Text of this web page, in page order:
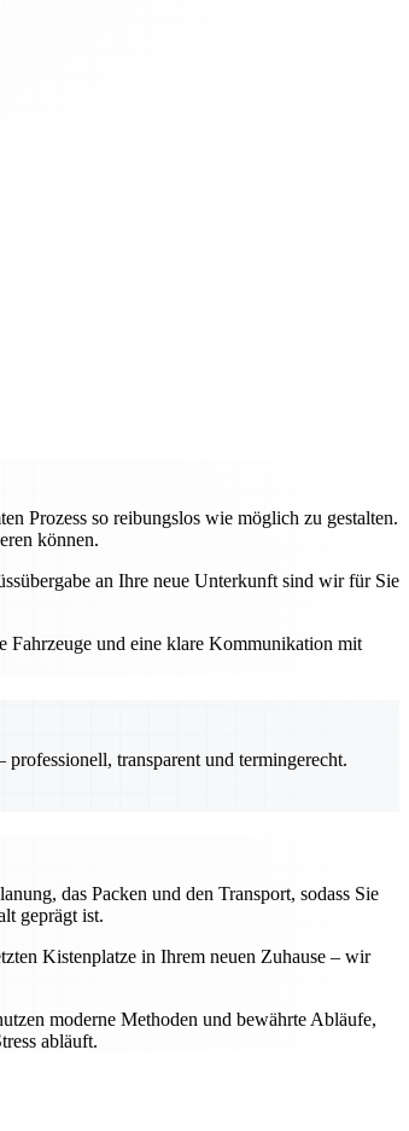
Prozess so reibungslos wie möglich zu gestalten.
können.
an Ihre neue Unterkunft sind wir für Sie
Fahrzeuge und eine klare Kommunikation mit
transparent und termingerecht.
das Packen und den Transport, sodass Sie
geprägt ist.
Kistenplatze in Ihrem neuen Zuhause – wir
moderne Methoden und bewährte Abläufe,
abläuft.